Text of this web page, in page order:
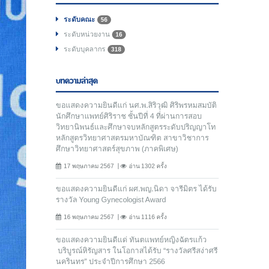
ระดับคณะ 56
ระดับหน่วยงาน 16
ระดับบุคลากร 318
บทความล่าสุด
ขอแสดงความยินดีแก่ นศ.พ.สิริวุฒิ ศิริพรหมสมบัติ
นักศึกษาแพทย์ศิริราช ชั้นปีที่ 4 ที่ผ่านการสอบ
วิทยานิพนธ์และศึกษาจบหลักสูตรระดับปริญญาโท
หลักสูตรวิทยาศาสตรมหาบัณฑิต สาขาวิชาการ
ศึกษาวิทยาศาสตร์สุขภาพ (ภาคพิเศษ)
17 พฤษภาคม 2567 อ่าน 1302 ครั้ง
ขอแสดงความยินดีแก่ ผศ.พญ.นิดา จารีมิตร ได้รับ
รางวัล Young Gynecologist Award
16 พฤษภาคม 2567 อ่าน 1116 ครั้ง
ขอแสดงความยินดีแด่ ทันตแพทย์หญิงฉัตรแก้ว
บริบูรณ์หิรัญสาร ในโอกาสได้รับ “รางวัลศรีสง่าศรี
นครินทร” ประจำปีการศึกษา 2566